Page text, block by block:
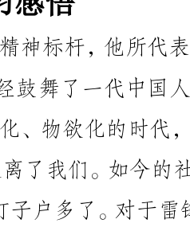
为乐、专门为人毫不利己的精神，曾经鼓舞了一代中国人自强进
步。然而时过境迁，在今天这个功利化、物欲化的时代，雷锋的
名字却随着我们生活的美好而渐渐远离了我们。如今的社会，雷
甚至有人置疑、有人嘲笑、有人批判。
在我看来，雷锋其实不是什么大人物，没有做过一件惊天动
地的事。他的最可贵之处，在于做的每一件事情都很平常，基本